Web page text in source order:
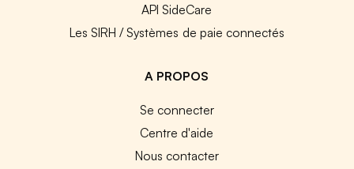
API SideCare
Les SIRH / Systèmes de paie connectés
A PROPOS
Se connecter
Centre d'aide
Nous contacter